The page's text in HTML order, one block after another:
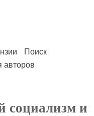
Поиск
авторов
социализм и